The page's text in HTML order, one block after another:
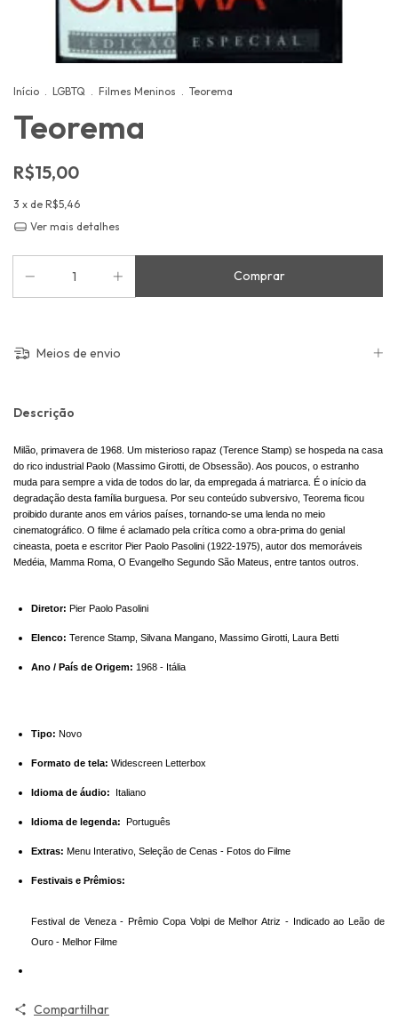
Início . LGBTQ . Filmes Meninos . Teorema
Teorema
R$15,00
3 x de R$5,46
Ver mais detalhes
Meios de envio
Descrição
Milão, primavera de 1968. Um misterioso rapaz (Terence Stamp) se hospeda na casa
do rico industrial Paolo (Massimo Girotti, de Obsessão). Aos poucos, o estranho
muda para sempre a vida de todos do lar, da empregada á matriarca. É o início da
degradação desta família burguesa. Por seu conteúdo subversivo, Teorema ficou
proibido durante anos em vários países, tornando-se uma lenda no meio
cinematográfico. O filme é aclamado pela crítica como a obra-prima do genial
cineasta, poeta e escritor Pier Paolo Pasolini (1922-1975), autor dos memoráveis
Medéia, Mamma Roma, O Evangelho Segundo São Mateus, entre tantos outros.
Diretor: Pier Paolo Pasolini
Elenco: Terence Stamp, Silvana Mangano, Massimo Girotti, Laura Betti
Ano / País de Origem: 1968 - Itália
Tipo: Novo
Formato de tela: Widescreen Letterbox
Idioma de áudio: Italiano
Idioma de legenda: Português
Extras: Menu Interativo, Seleção de Cenas - Fotos do Filme
Festivais e Prêmios:
Festival de Veneza - Prêmio Copa Volpi de Melhor Atriz - Indicado ao Leão de
Ouro - Melhor Filme
Compartilhar